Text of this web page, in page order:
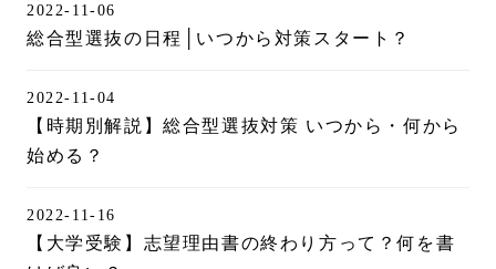
総合型選抜の日程│いつから対策スタート？
2022-11-06
【時期別解説】総合型選抜対策 いつから・何から
始める？
2022-11-04
【大学受験】志望理由書の終わり方って？何を書
2022-11-16